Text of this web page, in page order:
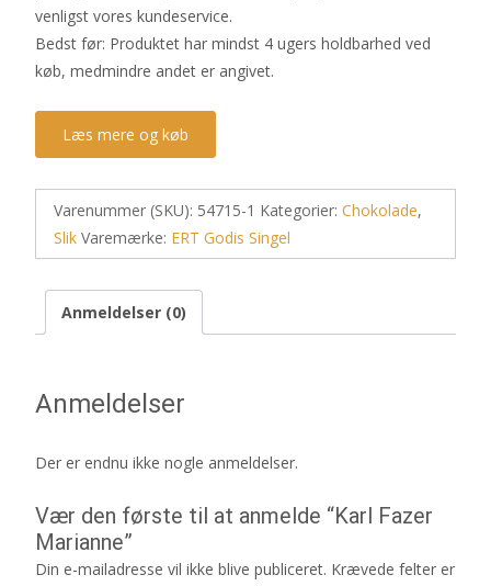
venligst vores kundeservice.
Bedst før: Produktet har mindst 4 ugers holdbarhed ved
køb, medmindre andet er angivet.
Læs mere og køb
Varenummer (SKU): 54715-1 Kategorier: Chokolade,
Slik Varemærke: ERT Godis Singel
Anmeldelser (0)
Anmeldelser
Der er endnu ikke nogle anmeldelser.
Vær den første til at anmelde “Karl Fazer
Marianne”
Din e-mailadresse vil ikke blive publiceret. Krævede felter er